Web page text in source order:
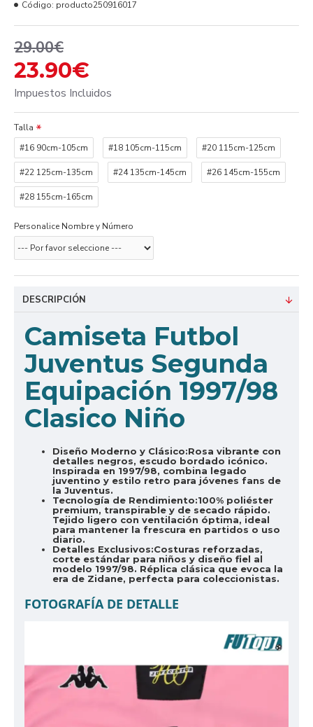
23.90€
29.00€
Impuestos Incluidos
Código: producto250916017
Talla
#16 90cm-105cm
#18 105cm-115cm #20 115cm-125cm
#22 125cm-135cm #24 135cm-145cm #26 145cm-155cm
#28 155cm-165cm
Personalice Nombre y Número
DESCRIPCIÓN
Camiseta Futbol
Juventus Segunda
Equipación 1997/98
Clasico Niño
Diseño Moderno y Clásico:Rosa vibrante con
detalles negros, escudo bordado icónico.
Inspirada en 1997/98, combina legado
juventino y estilo retro para jóvenes fans de
la Juventus.
Tecnología de Rendimiento:100% poliéster
premium, transpirable y de secado rápido.
Tejido ligero con ventilación óptima, ideal
para mantener la frescura en partidos o uso
diario.
Detalles Exclusivos:Costuras reforzadas,
corte estándar para niños y diseño fiel al
modelo 1997/98. Réplica clásica que evoca la
era de Zidane, perfecta para coleccionistas.
FOTOGRAFÍA DE DETALLE